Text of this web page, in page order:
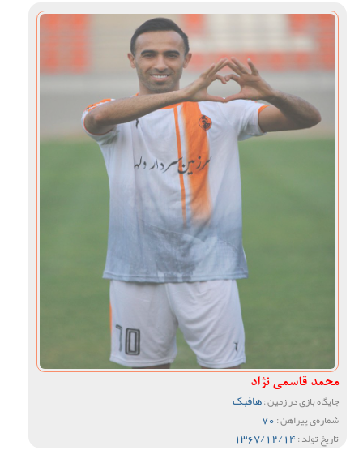
محمد قاسمی نژاد
جایگاه بازی در زمین :هافبک
شماره‌ی پیراهن :70
تاریخ تولد :1367/12/14